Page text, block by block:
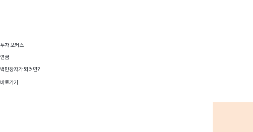
투자 포커스
연금
백만장자가 되려면?
바로가기